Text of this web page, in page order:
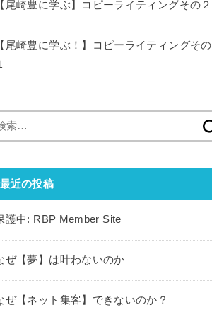
尾崎豊に学ぶ】コピーライティングその２
尾崎豊に学ぶ！】コピーライティングその
索:
最近の投稿
護中: RBP Member Site
ぜ【夢】は叶わないのか
ぜ【ネット集客】できないのか？